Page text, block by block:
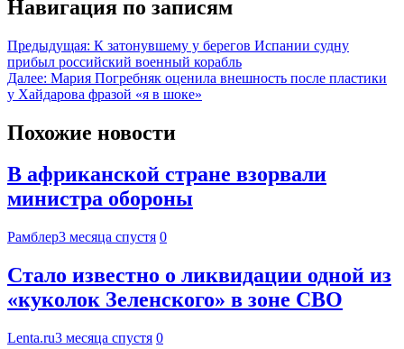
Навигация по записям
Предыдущая: К затонувшему у берегов Испании судну
прибыл российский военный корабль
Далее: Мария Погребняк оценила внешность после пластики
у Хайдарова фразой «я в шоке»
Похожие новости
В африканской стране взорвали
министра обороны
Рамблер3 месяца спустя 0
Стало известно о ликвидации одной из
«куколок Зеленского» в зоне СВО
Lenta.ru3 месяца спустя 0